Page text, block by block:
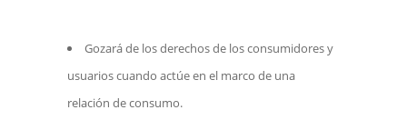
Gozará de los derechos de los consumidores y
usuarios cuando actúe en el marco de una
relación de consumo.